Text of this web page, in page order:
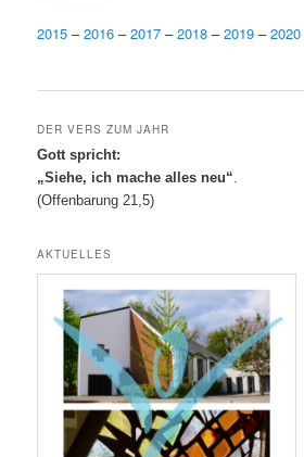
2015 –2016 –2017 –2018 –2019 –2020
DER VERS ZUM JAHR
Gott spricht:
„Siehe, ich mache alles neu“
(Offenbarung 21,5)
AKTUELLES